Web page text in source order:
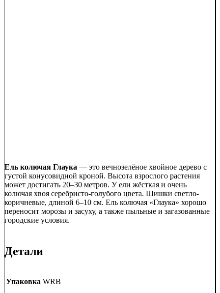
Ель колючая Глаука — это вечнозелёное хвойное дерево с
густой конусовидной кроной. Высота взрослого растения
может достигать 20–30 метров. У ели жёсткая и очень
колючая хвоя серебристо-голубого цвета. Шишки светло-
коричневые, длиной 6–10 см. Ель колючая «Глаука» хорошо
переносит морозы и засуху, а также пыльные и загазованные
городские условия.
Детали
Упаковка WRB